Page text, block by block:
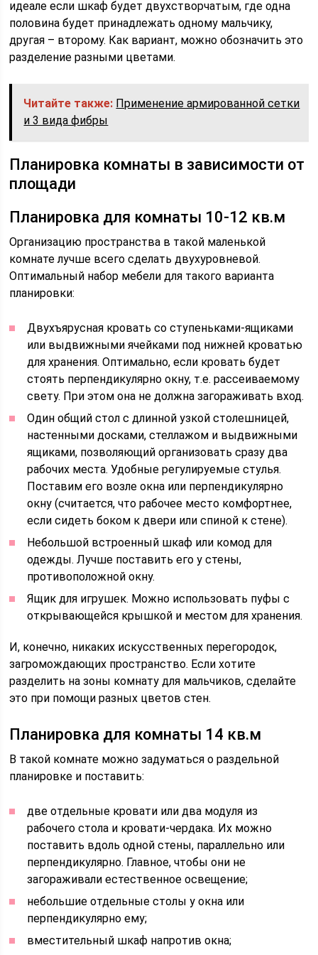
идеале если шкаф будет двухстворчатым, где одна
половина будет принадлежать одному мальчику,
другая – второму. Как вариант, можно обозначить это
разделение разными цветами.
Читайте также: Применение армированной сетки
и 3 вида фибры
Планировка комнаты в зависимости от
площади
Планировка для комнаты 10-12 кв.м
Организацию пространства в такой маленькой
комнате лучше всего сделать двухуровневой.
Оптимальный набор мебели для такого варианта
планировки:
Двухъярусная кровать со ступеньками-ящиками
или выдвижными ячейками под нижней кроватью
для хранения. Оптимально, если кровать будет
стоять перпендикулярно окну, т.е. рассеиваемому
свету. При этом она не должна загораживать вход.
Один общий стол с длинной узкой столешницей,
настенными досками, стеллажом и выдвижными
ящиками, позволяющий организовать сразу два
рабочих места. Удобные регулируемые стулья.
Поставим его возле окна или перпендикулярно
окну (считается, что рабочее место комфортнее,
если сидеть боком к двери или спиной к стене).
Небольшой встроенный шкаф или комод для
одежды. Лучше поставить его у стены,
противоположной окну.
Ящик для игрушек. Можно использовать пуфы с
открывающейся крышкой и местом для хранения.
И, конечно, никаких искусственных перегородок,
загромождающих пространство. Если хотите
разделить на зоны комнату для мальчиков, сделайте
это при помощи разных цветов стен.
Планировка для комнаты 14 кв.м
В такой комнате можно задуматься о раздельной
планировке и поставить:
две отдельные кровати или два модуля из
рабочего стола и кровати-чердака. Их можно
поставить вдоль одной стены, параллельно или
перпендикулярно. Главное, чтобы они не
загораживали естественное освещение;
небольшие отдельные столы у окна или
перпендикулярно ему;
вместительный шкаф напротив окна;